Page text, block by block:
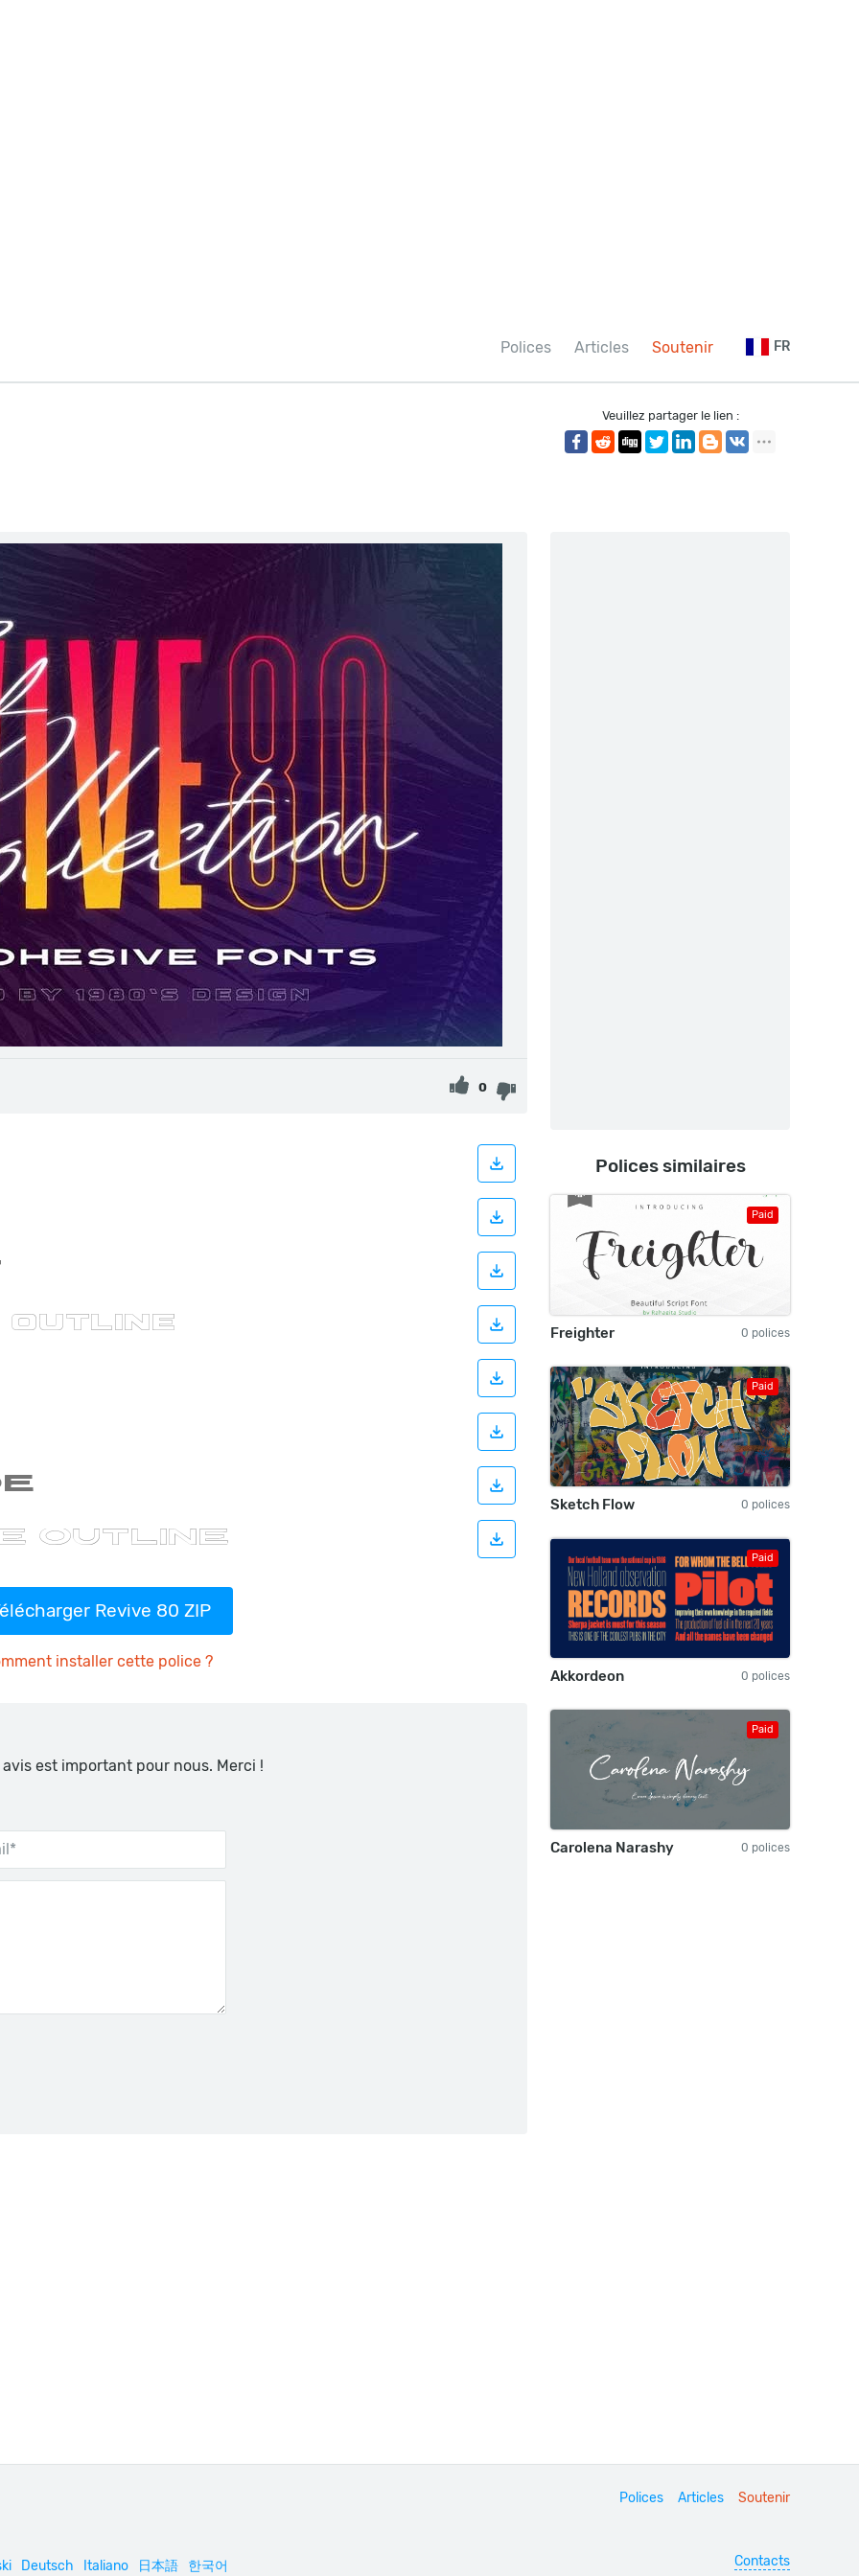
Polices Articles Soutenir FR
Veuillez partager le lien :
0
Revive 80 ZIP
installer cette police ?
est important pour nous. Merci !
Polices similaires
Paid
Freighter 0 polices
Paid
Sketch Flow 0 polices
Paid
Akkordeon 0 polices
Paid
Carolena Narashy 0 polices
Polices Articles Soutenir
Deutsch Italiano 日本語 한국어 Contacts